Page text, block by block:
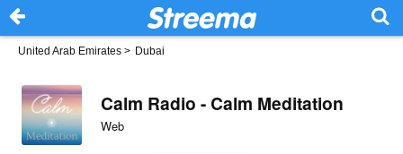
United Arab Emirates > Dubai
Calm Radio - Calm Meditation
Web